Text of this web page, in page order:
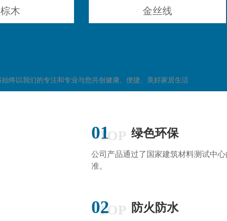
木 金丝线
始终以我们的专注和专业与您共创健康、便捷、美好家居生活
01
TOP 绿色环保
公司产品通过了国家建筑材料测试中
准。
02
TOP 防火防水